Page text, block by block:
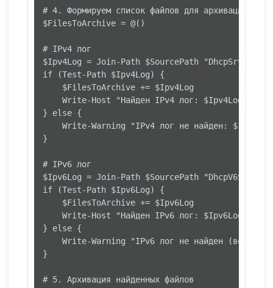
# 4. Формируем список файлов для архивации
$FilesToArchive = @()
# IPv4 лог
$Ipv4Log = Join-Path $SourcePath "DhcpSrvLog-
if (Test-Path $Ipv4Log) {
    $FilesToArchive += $Ipv4Log
Write-Host "Найден IPv4 лог: $Ipv4Log" -
} else {
Write-Warning "IPv4 лог не найден:
}
# IPv6 лог
$Ipv6Log = Join-Path $SourcePath
if (Test-Path $Ipv6Log) {
    $FilesToArchive += $Ipv6Log
Write-Host "Найден IPv6 лог: $Ipv6Log" -
} else {
Write-Warning "IPv6 лог не найден
}
# 5. Архивация найденных файлов